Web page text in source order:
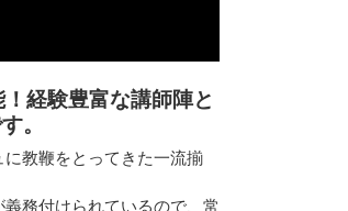
経験豊富な講師陣と
。
教鞭をとってきた一流揃
務付けられているので、常